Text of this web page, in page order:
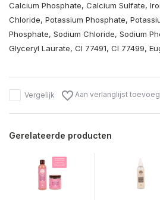
Calcium Phosphate, Calcium Sulfate,
Chloride, Potassium Phosphate,
Phosphate, Sodium Chloride, Sodium
Glyceryl Laurate, CI 77491, CI 77499,
Vergelijk Aan verlanglijst
Gerelateerde producten